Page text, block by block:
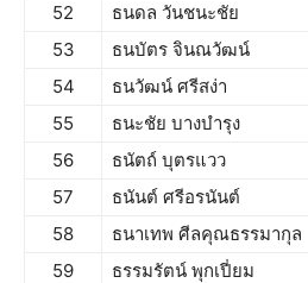
52
ธนดล วันชนะชัย
53
ธนบัตร จินณวัฒน์
54
ธนวัฒน์ ศรีสง่า
55
ธนะชัย บางบำรุง
56
ธนัตถ์ บุตรแวว
57
ธนันต์ ศรีอรนันต์
58
ธนาเทพ ศีลคุณธรรมากุล
59
ธรรมรัตน์ พุกเปี่ยม